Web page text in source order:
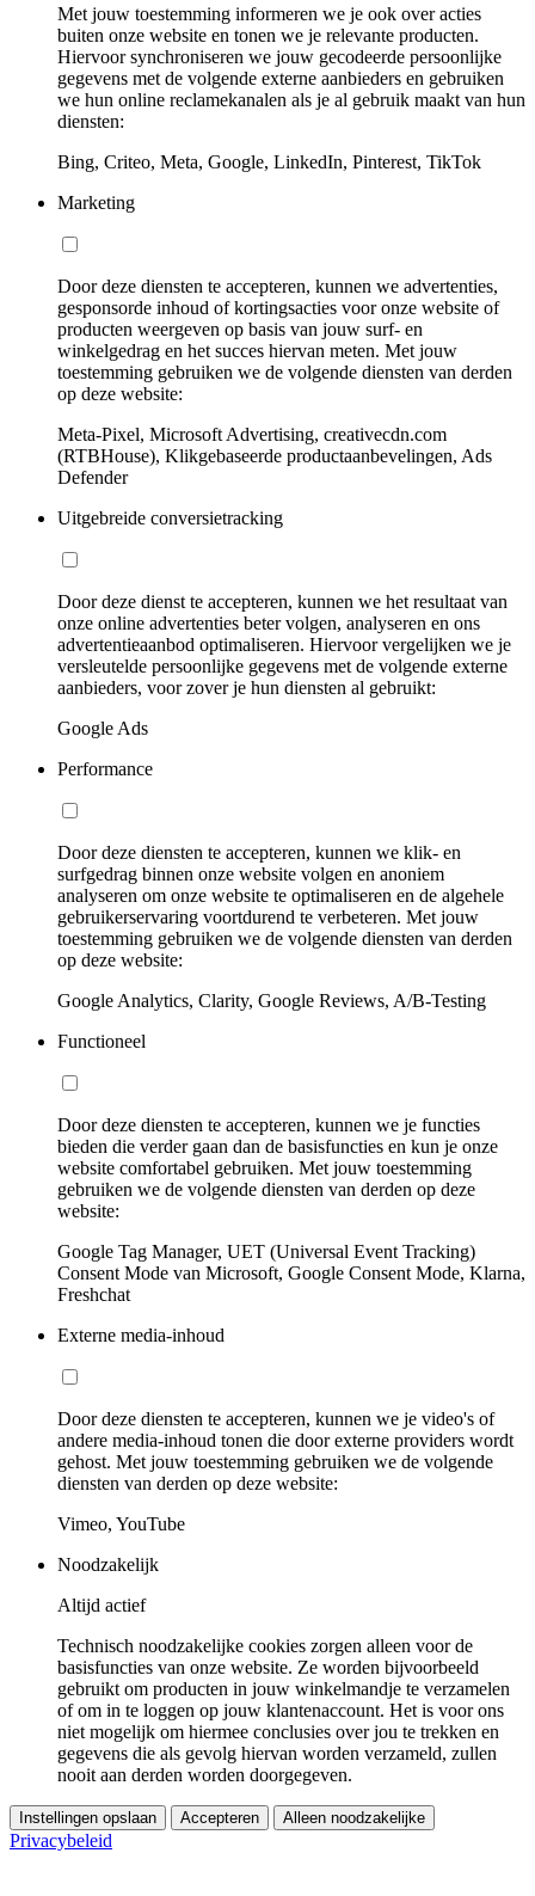
Met jouw toestemming informeren we je ook over acties
buiten onze website en tonen we je relevante producten.
Hiervoor synchroniseren we jouw gecodeerde persoonlijke
gegevens met de volgende externe aanbieders en gebruiken
we hun online reclamekanalen als je al gebruik maakt van hun
diensten:
Bing, Criteo, Meta, Google, LinkedIn, Pinterest, TikTok
Marketing
Door deze diensten te accepteren, kunnen we advertenties,
gesponsorde inhoud of kortingsacties voor onze website of
producten weergeven op basis van jouw surf- en
winkelgedrag en het succes hiervan meten. Met jouw
toestemming gebruiken we de volgende diensten van derden
op deze website:
Meta-Pixel, Microsoft Advertising, creativecdn.com
(RTBHouse), Klikgebaseerde productaanbevelingen, Ads
Defender
Uitgebreide conversietracking
Door deze dienst te accepteren, kunnen we het resultaat van
onze online advertenties beter volgen, analyseren en ons
advertentieaanbod optimaliseren. Hiervoor vergelijken we je
versleutelde persoonlijke gegevens met de volgende externe
aanbieders, voor zover je hun diensten al gebruikt:
Google Ads
Performance
Door deze diensten te accepteren, kunnen we klik- en
surfgedrag binnen onze website volgen en anoniem
analyseren om onze website te optimaliseren en de algehele
gebruikerservaring voortdurend te verbeteren. Met jouw
toestemming gebruiken we de volgende diensten van derden
op deze website:
Google Analytics, Clarity, Google Reviews, A/B-Testing
Functioneel
Door deze diensten te accepteren, kunnen we je functies
bieden die verder gaan dan de basisfuncties en kun je onze
website comfortabel gebruiken. Met jouw toestemming
gebruiken we de volgende diensten van derden op deze
website:
Google Tag Manager, UET (Universal Event Tracking)
Consent Mode van Microsoft, Google Consent Mode, Klarna,
Freshchat
Externe media-inhoud
Door deze diensten te accepteren, kunnen we je video's of
andere media-inhoud tonen die door externe providers wordt
gehost. Met jouw toestemming gebruiken we de volgende
diensten van derden op deze website:
Vimeo, YouTube
Noodzakelijk
Altijd actief
Technisch noodzakelijke cookies zorgen alleen voor de
basisfuncties van onze website. Ze worden bijvoorbeeld
gebruikt om producten in jouw winkelmandje te verzamelen
of om in te loggen op jouw klantenaccount. Het is voor ons
niet mogelijk om hiermee conclusies over jou te trekken en
gegevens die als gevolg hiervan worden verzameld, zullen
nooit aan derden worden doorgegeven.
Instellingen opslaan Accepteren Alleen noodzakelijke
Privacybeleid